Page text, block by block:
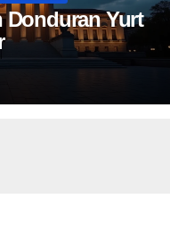
Donduran Yurt